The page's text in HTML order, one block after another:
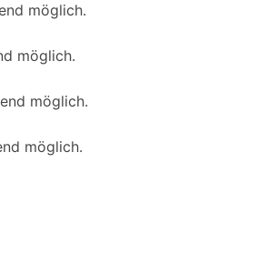
möglich.
möglich.
möglich.
möglich.